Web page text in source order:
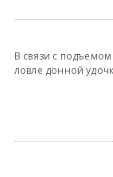
В связи с
ловле донной